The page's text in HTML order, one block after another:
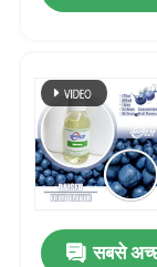
घर सबसे